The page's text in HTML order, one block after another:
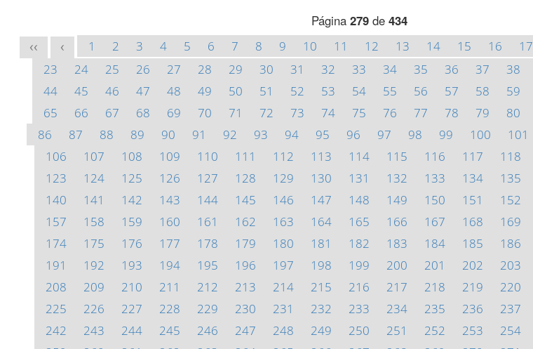
Página 279de 434
<< < 1 2 3 4 5 6 7 8 9 10 11 12 13 14 15 16 17
23
24 25 26 27 28 29 30 31 32 33 34 35 36 37 38
44
45 46 47 48 49 50 51 52 53 54 55 56 57 58 59
65
66 67 68 69 70 71 72 73 74 75 76 77 78 79 80
86
87 88 89 90 91 92 93 94 95 96 97 98 99 100 101
106
107 108 109 110 111 112 113 114 115 116 117 118
123
124 125 126 127 128 129 130 131 132 133 134 135
140
141 142 143 144 145 146 147 148 149 150 151 152
157
158 159 160 161 162 163 164 165 166 167 168 169
174
175 176 177 178 179 180 181 182 183 184 185 186
191
192 193 194 195 196 197 198 199 200 201 202 203
208
209 210 211 212 213 214 215 216 217 218 219 220
225
226 227 228 229 230 231 232 233 234 235 236 237
242
243 244 245 246 247 248 249 250 251 252 253 254